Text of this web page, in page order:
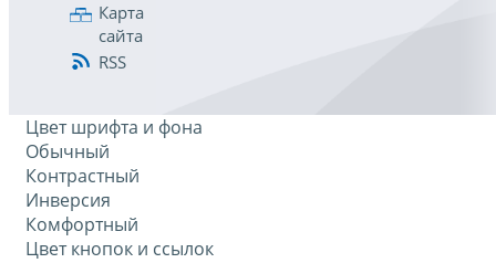
Карта
сайта
RSS
Цвет шрифта и фона
Обычный
Контрастный
Инверсия
Комфортный
Цвет кнопок и ссылок